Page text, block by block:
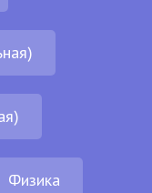
Физика